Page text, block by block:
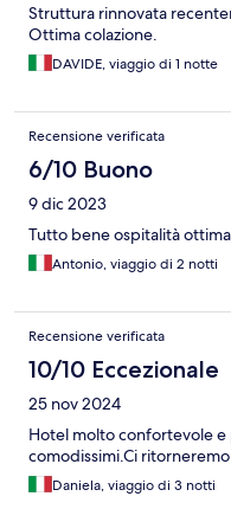
Struttura rinnovata
Ottima colazione.
DAVIDE, viaggio di 1 notte
Recensione verificata
6/10 Buono
9 dic 2023
Tutto bene ospitalità ottima
Antonio, viaggio di 2 notti
Recensione verificata
10/10 Eccezionale
25 nov 2024
Hotel molto confortevole
comodissimi.Ci
Daniela, viaggio di 3 notti